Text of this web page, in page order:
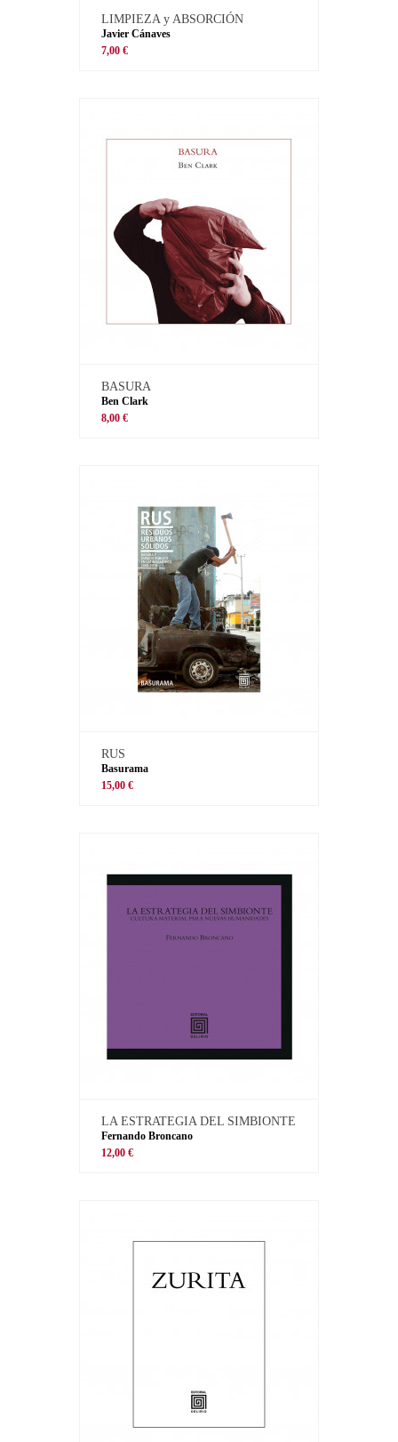
LIMPIEZA y ABSORCIÓN
Javier Cánaves
7,00 €
BASURA
Ben Clark
8,00 €
RUS
Basurama
15,00 €
LA ESTRATEGIA DEL SIMBIONTE
Fernando Broncano
12,00 €